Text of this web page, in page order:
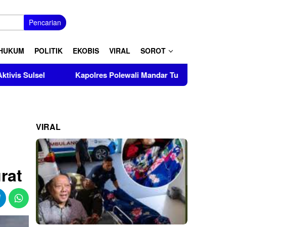
Pencarian
POLITIK EKOBIS VIRAL SOROT
Kapolres Polewali Mandar Turut Musnahkan Barang Bukti Perkara Inkrah di
VIRAL